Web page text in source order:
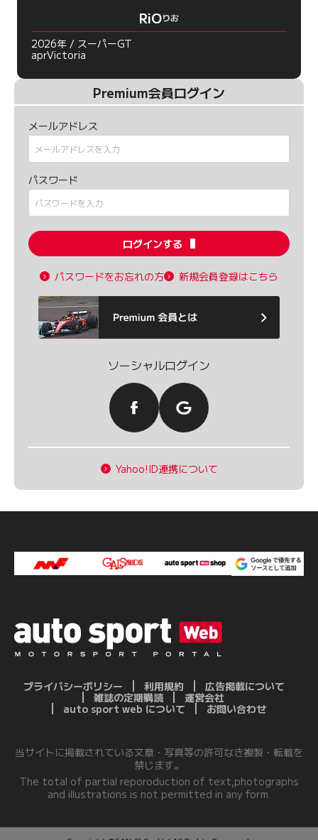
RiOりお
2026年 / スーパーGT
aprVictoria
Premium会員ログイン
メールアドレス
パスワード
ログインする
パスワードをお忘れの方 新規会員登録はこちら
ソーシャルログイン
Yahoo!ID連携について
プライバシーポリシー 利用規約
広告掲載について
雑誌の定期購読
運営会社
auto sport web について
お問い合わせ
当サイトに掲載されている文章・写真等の許可なき複製・転載を
禁じます。
The total of partial reporoduction of text,photographs
and illustrations is not permitted in any form.